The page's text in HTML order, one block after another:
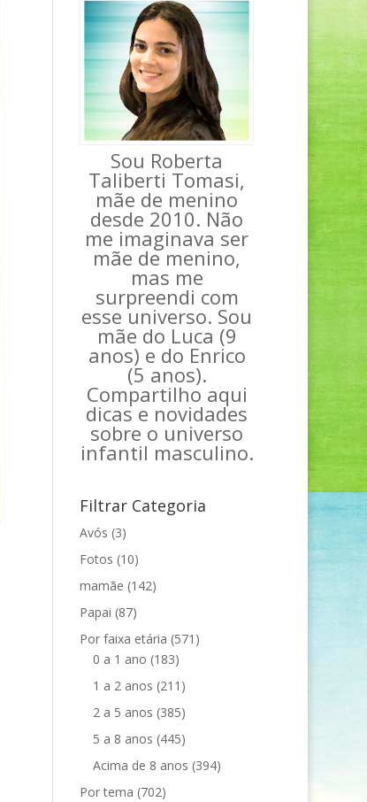
Sou Roberta
Taliberti Tomasi,
mãe de menino
desde 2010. Não
me imaginava ser
mãe de menino,
mas me
surpreendi com
esse universo. Sou
mãe do Luca (9
anos) e do Enrico
(5 anos).
Compartilho aqui
dicas e novidades
sobre o universo
infantil masculino.
Filtrar Categoria
Avós (3)
Fotos (10)
mamãe (142)
Papai (87)
Por faixa etária (571)
0 a 1 ano (183)
1 a 2 anos (211)
2 a 5 anos (385)
5 a 8 anos (445)
Acima de 8 anos (394)
Por tema (702)